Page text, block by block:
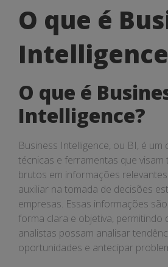
O
que
é
Business
Intelligence
O que é
Intelligence
O que é
Intelligence?
Business Intelligence, ou BI, é um
técnicas e ferramentas que
brutos em informações
auxiliar na tomada de decisões
empresas. Essas informações
forma clara e objetiva, permitindo
analistas possam analisar
oportunidades e antecipar